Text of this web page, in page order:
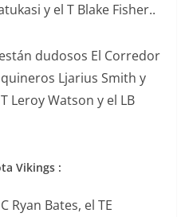
y el T Blake Fisher..
dudosos El Corredor
Ljarius Smith y
Leroy Watson y el LB
Vikings :
Ryan Bates, el TE